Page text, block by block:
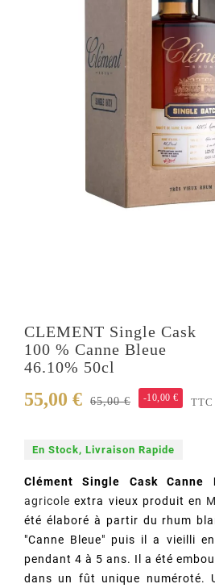
CLEMENT Single Cask
100 % Canne Bleue
46.10% 50cl
55,00 € 65,00 € -10,00 € TTC
En Stock, Livraison Rapide
Clément Single Cask
agricole extra vieux produit en
été élaboré à partir du rhum
"Canne Bleue" puis il a vieilli
pendant 4 à 5 ans. Il a été
dans un fût unique numéroté.